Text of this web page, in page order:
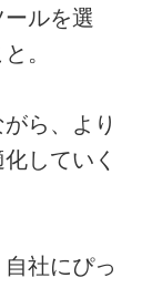
ルを選
。
ら、より
していく
社にぴっ